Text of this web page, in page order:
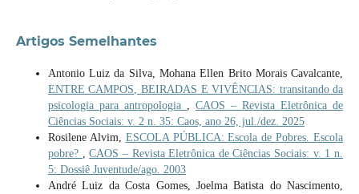
Artigos Semelhantes
Antonio Luiz da Silva, Mohana Ellen Brito Morais Cavalcante,
ENTRE CAMPOS, BEIRADAS E VIVÊNCIAS: transitando da
psicologia para antropologia
,CAOS – Revista Eletrônica de
Ciências Sociais: v. 2 n. 35: Caos, ano 26, jul./dez. 2025
Rosilene Alvim, ESCOLA PÚBLICA: Escola de Pobres. Escola
pobre?
,CAOS – Revista Eletrônica de Ciências Sociais: v. 1 n.
5: Dossiê Juventude/ago. 2003
André Luiz da Costa Gomes, Joelma Batista do Nascimento,